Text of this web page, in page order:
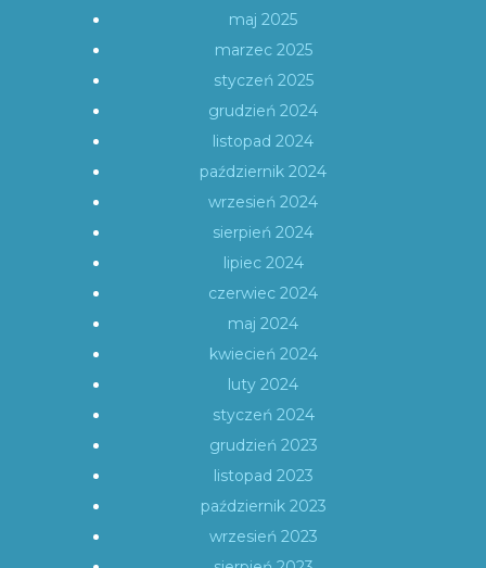
maj 2025
marzec 2025
styczeń 2025
grudzień 2024
listopad 2024
październik 2024
wrzesień 2024
sierpień 2024
lipiec 2024
czerwiec 2024
maj 2024
kwiecień 2024
luty 2024
styczeń 2024
grudzień 2023
listopad 2023
październik 2023
wrzesień 2023